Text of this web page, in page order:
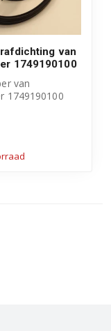
van
1749190100
van
1749190100